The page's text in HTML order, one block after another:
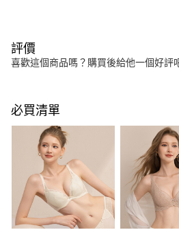
評價
喜歡這個商品嗎？購買後給他一個好評
必買清單